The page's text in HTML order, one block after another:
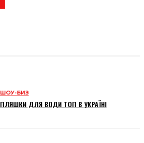
ШОУ-БИЗ
ПЛЯШКИ ДЛЯ ВОДИ ТОП В УКРАЇНІ